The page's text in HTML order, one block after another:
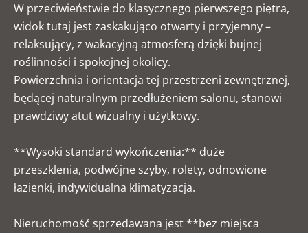
W przeciwieństwie do klasycznego pierwszego piętra,
widok tutaj jest zaskakująco otwarty i przyjemny –
relaksujący, z wakacyjną atmosferą dzięki bujnej
roślinności i spokojnej okolicy.
Powierzchnia i orientacja tej przestrzeni zewnętrznej,
będącej naturalnym przedłużeniem salonu, stanowi
prawdziwy atut wizualny i użytkowy.
**Wysoki standard wykończenia:** duże
przeszklenia, podwójne szyby, rolety, odnowione
łazienki, indywidualna klimatyzacja.
Nieruchomość sprzedawana jest **bez miejsca